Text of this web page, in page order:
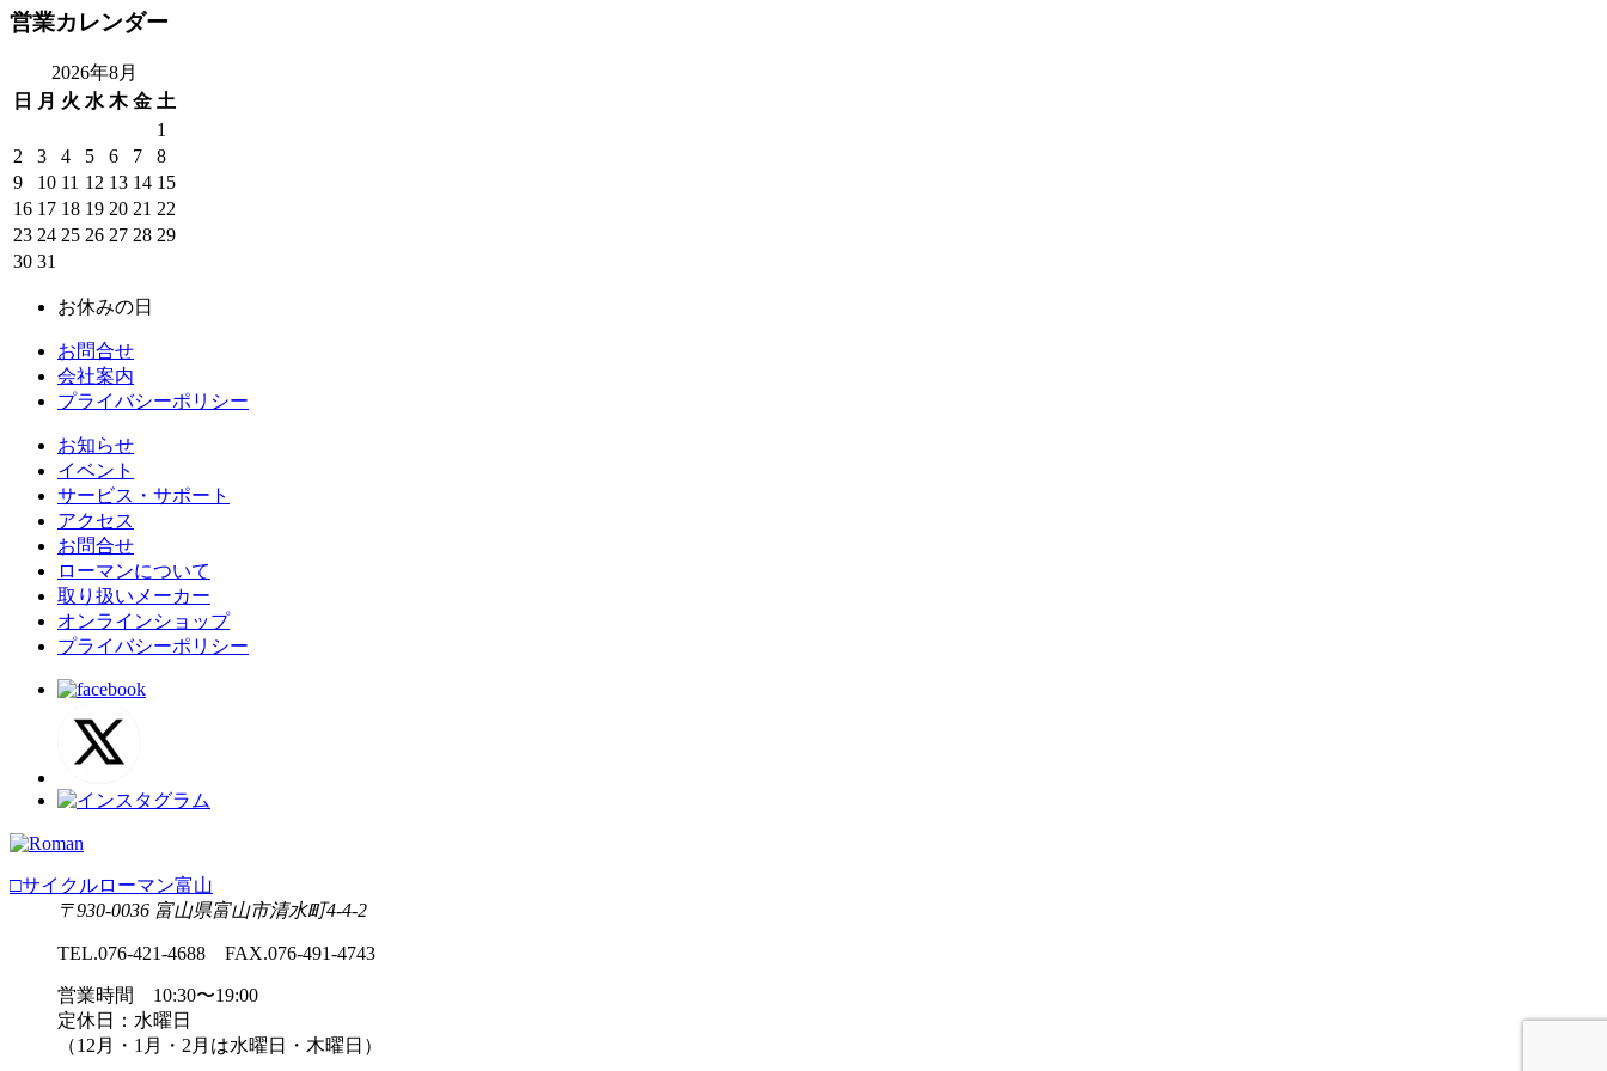
営業カレンダー
2026年8月
日
月 火 水 木 金 土
1
2
3 4 5 6 7
8
9
10 11 12 13 14 15
16 17 18 19 20 21 22
23 24 25 26 27 28 29
30 31
お休みの日
お問合せ
会社案内
プライバシーポリシー
お知らせ
イベント
サービス・サポート
アクセス
お問合せ
ローマンについて
取り扱いメーカー
オンラインショップ
プライバシーポリシー
□サイクルローマン富山
〒930-0036 富山県富山市清水町4-4-2
TEL.076-421-4688 FAX.076-491-4743
営業時間 10:30〜19:00
定休日：水曜日
（12月・1月・2月は水曜日・木曜日）